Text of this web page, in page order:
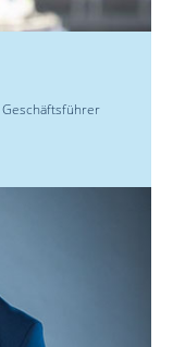
Geschäftsführer